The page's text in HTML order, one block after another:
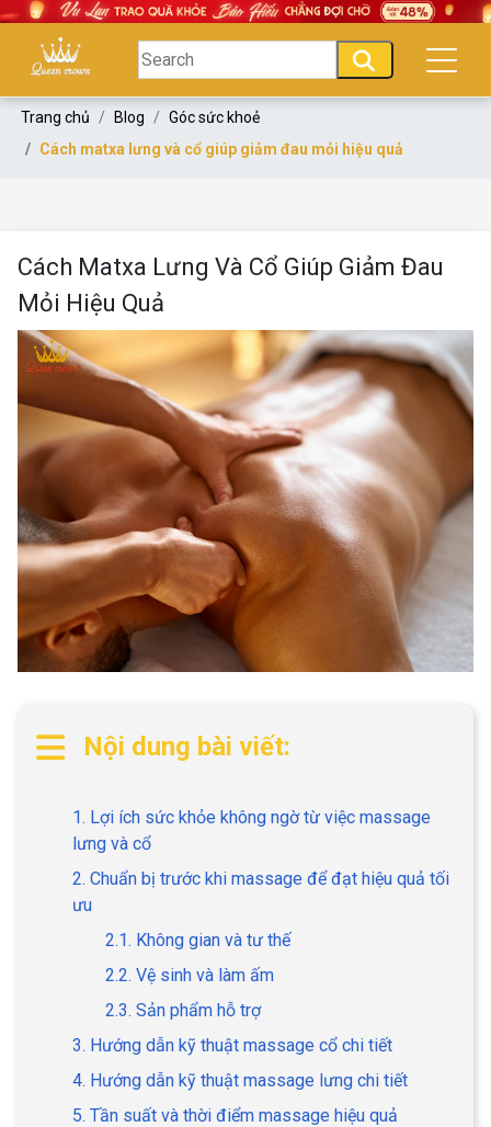
Trang chủ Blog
Góc sức khoẻ
Cách matxa lưng và cổ giúp giảm đau mỏi hiệu quả
Cách Matxa Lưng Và Cổ Giúp Giảm Đau
Mỏi Hiệu Quả
Nội dung bài viết:
1. Lợi ích sức khỏe không ngờ từ việc massage
lưng và cổ
2. Chuẩn bị trước khi massage để đạt hiệu quả tối
ưu
2.1. Không gian và tư thế
2.2. Vệ sinh và làm ấm
2.3. Sản phẩm hỗ trợ
3. Hướng dẫn kỹ thuật massage cổ chi tiết
4. Hướng dẫn kỹ thuật massage lưng chi tiết
5. Tần suất và thời điểm massage hiệu quả